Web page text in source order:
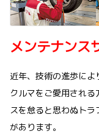
メンテナンス
近年、技術の進歩に
クルマをご愛用され
スを怠ると思わぬト
があります。